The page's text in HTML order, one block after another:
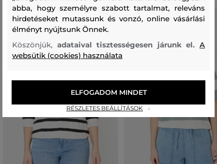
abba, hogy személyre szabott tartalmat, releváns
hirdetéseket mutassunk és vonzó, online vásárlási
élményt nyújtsunk Önnek.
Köszönjük, adataival tisztességesen járunk el.A
websütik (cookies) használata
RÉSZLETES BEÁLLÍTÁSOK
ELFOGADOM MINDET